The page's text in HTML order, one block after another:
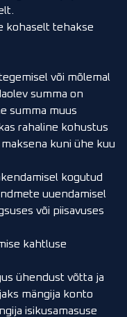
kohaselt tehakse
või mõlemal
summa on
summa muus
rahaline kohustus
kuni ühe kuu
kogutud
uuendamisel
või piisavuses
kahtluse
ühendust võtta ja
mängija konto
isikusamasuse